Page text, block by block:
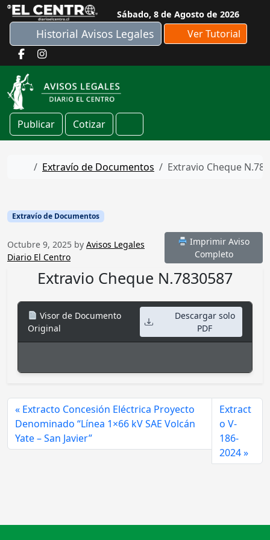
Skip to content
Sábado, 8 de Agosto de 2026
Historial Avisos Legales Ver Tutorial
Publicar Cotizar
Cart
Home
Extravío de Documentos Extravio Cheque
Extravío de Documentos
Octubre 9, 2025 by Avisos Legales
Diario El Centro
Imprimir Aviso
Completo
Extravio Cheque N.7830587
Visor de Documento
Original
Descargar solo
PDF
Extracto Concesión Eléctrica Proyecto
Denominado “Línea 1×66 kV SAE Volcán
Yate – San Javier”
Extract
o V-
186-
2024